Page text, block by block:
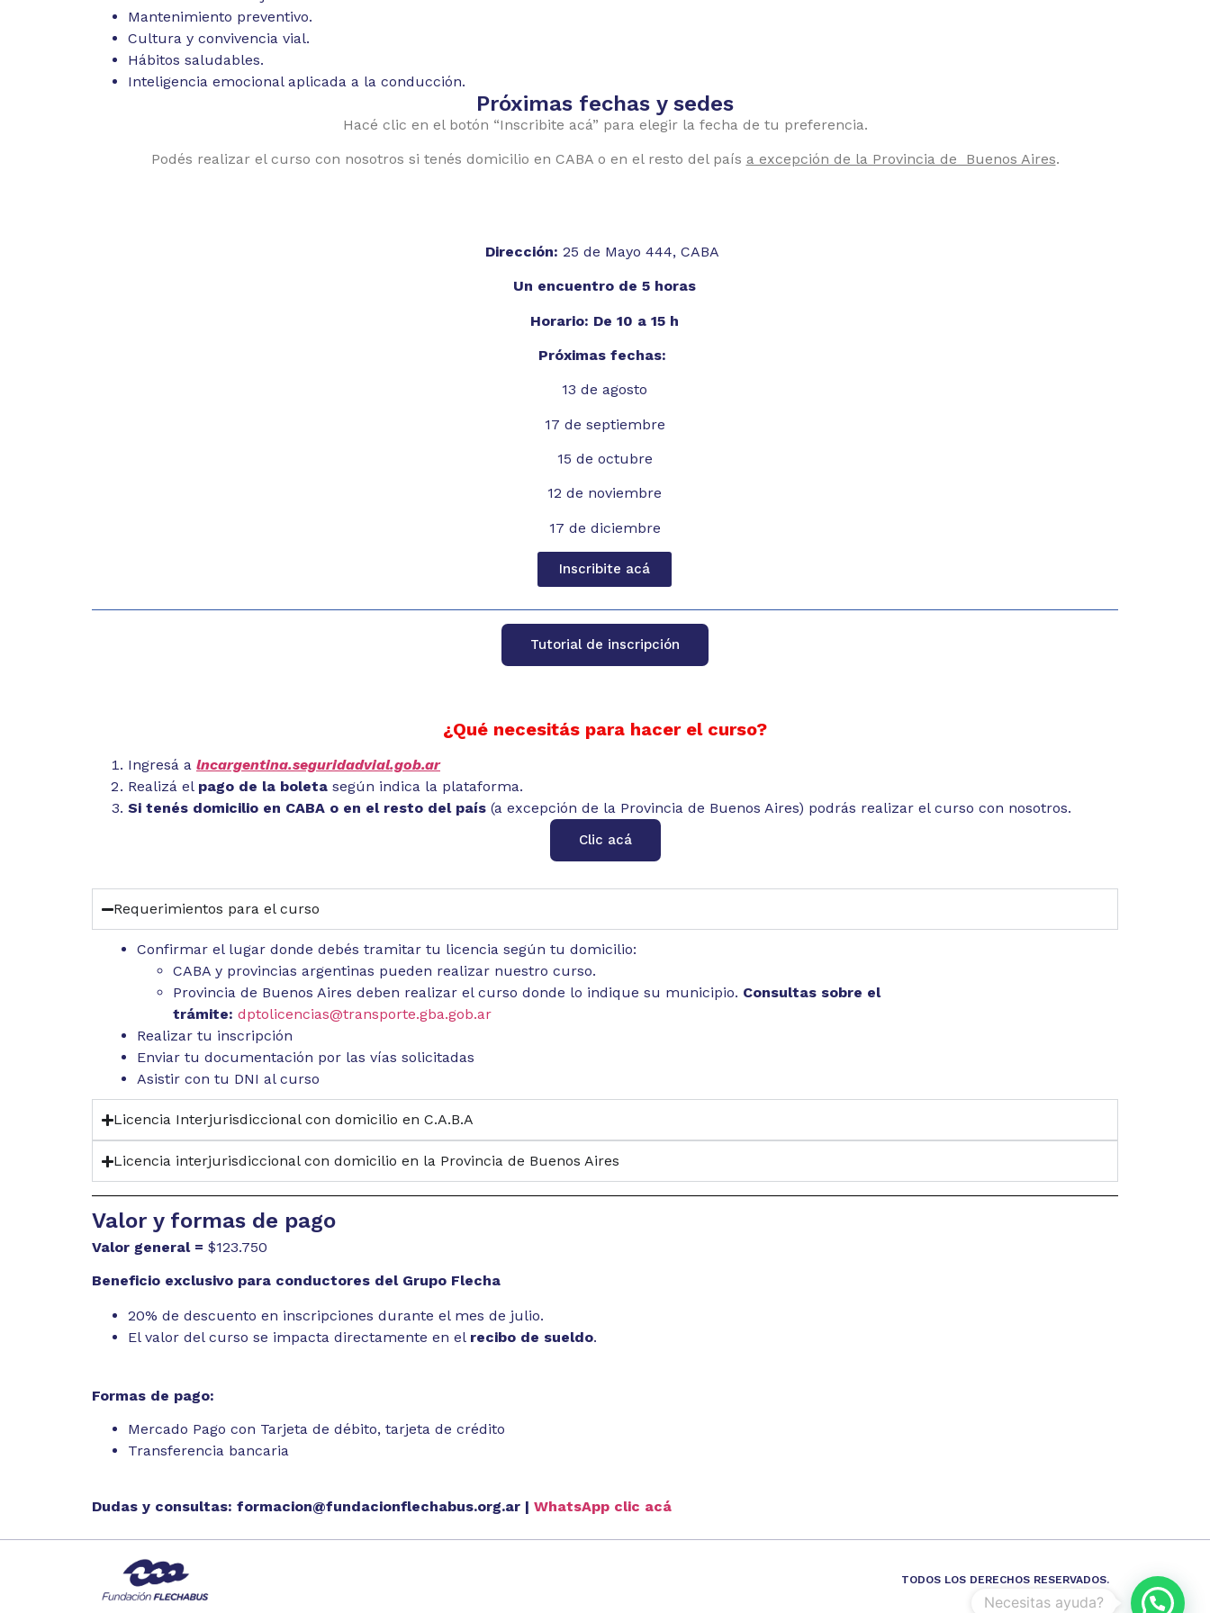
Mantenimiento preventivo.
Cultura y convivencia vial.
Hábitos saludables.
Inteligencia emocional aplicada a la conducción.
Próximas fechas y sedes
Hacé clic en el botón “Inscribite acá” para elegir la fecha de tu preferencia.
Podés realizar el curso con nosotros si tenés domicilio en CABA o en el resto del país a excepción de la Provincia de Buenos Aires.
Dirección: 25 de Mayo 444, CABA
Un encuentro de 5 horas
Horario: De 10 a 15 h
Próximas fechas:
13 de agosto
17 de septiembre
15 de octubre
12 de noviembre
17 de diciembre
Inscribite acá
Tutorial de inscripción
¿Qué necesitás para hacer el curso?
Ingresá a lncargentina.seguridadvial.gob.ar
Realizá el pago de la boleta según indica la plataforma.
Si tenés domicilio en CABA o en el resto del país (a excepción de la Provincia de Buenos Aires) podrás realizar el curso con nosotros.
Clic acá
Requerimientos para el curso
Confirmar el lugar donde debés tramitar tu licencia según tu domicilio:
CABA y provincias argentinas pueden realizar nuestro curso.
Provincia de Buenos Aires deben realizar el curso donde lo indique su municipio. Consultas sobre el
trámite: dptolicencias@transporte.gba.gob.ar
Realizar tu inscripción
Enviar tu documentación por las vías solicitadas
Asistir con tu DNI al curso
Licencia Interjurisdiccional con domicilio en C.A.B.A
Licencia interjurisdiccional con domicilio en la Provincia de Buenos Aires
Valor y formas de pago
Valor general = $123.750
Beneficio exclusivo para conductores del Grupo Flecha
20% de descuento en inscripciones durante el mes de julio.
El valor del curso se impacta directamente en el recibo de sueldo.
Formas de pago:
Mercado Pago con Tarjeta de débito, tarjeta de crédito
Transferencia bancaria
Dudas y consultas: formacion@fundacionflechabus.org.ar | WhatsApp clic acá
TODOS LOS DERECHOS RESERVADOS.